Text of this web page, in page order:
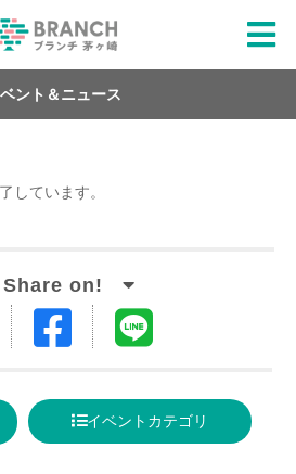
ント＆ニュース
しています。
Facebook
る
イベントカテゴリ